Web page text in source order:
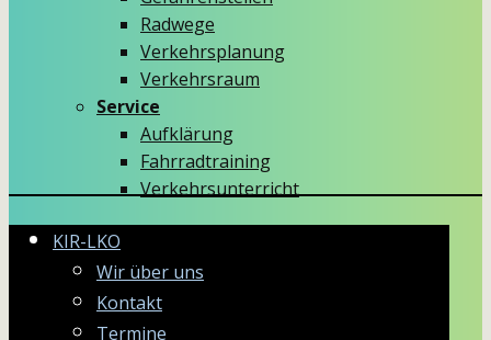
Radwege
Verkehrsplanung
Verkehrsraum
Service
Aufklärung
Fahrradtraining
Verkehrsunterricht
KIR-LKO
Wir über uns
Kontakt
Termine